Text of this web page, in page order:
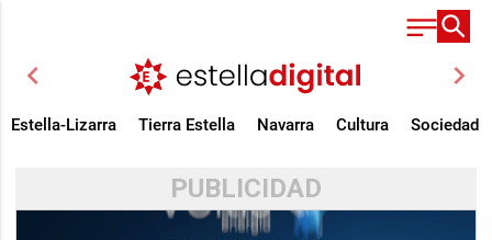
chevron_left chevron_right
Estella-Lizarra Tierra Estella Navarra Cultura Sociedad
PUBLICIDAD